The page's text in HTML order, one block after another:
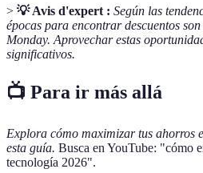
> 💡 Avis d'expert : Según las
épocas para encontrar descuentos
Monday. Aprovechar estas
significativos.
📺 Para ir más allá
Explora cómo maximizar tus ahorros
esta guía. Busca en YouTube: "cómo
tecnología 2026".